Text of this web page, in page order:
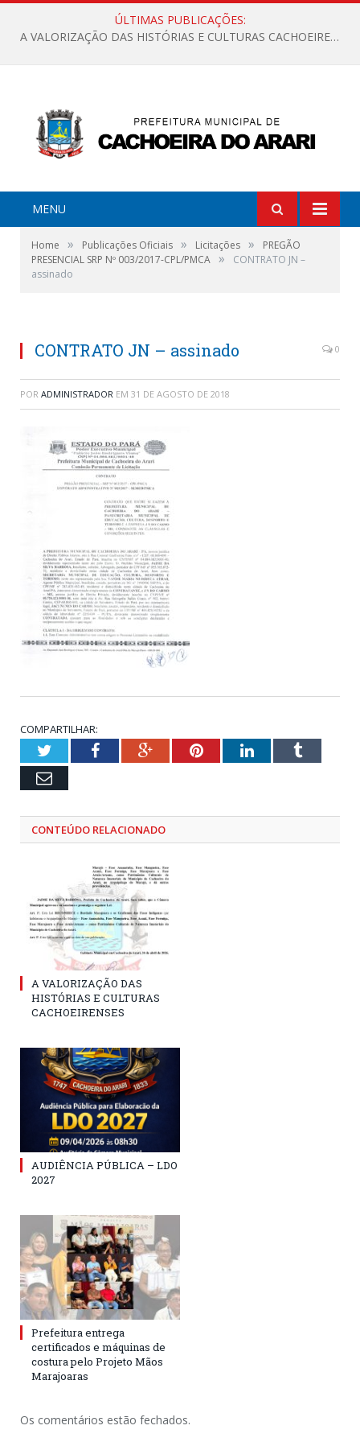
ÚLTIMAS PUBLICAÇÕES:
A VALORIZAÇÃO DAS HISTÓRIAS E CULTURAS CACHOEIRENSES
MENU
Home » Publicações Oficiais » Licitações »
PREGÃO
PRESENCIAL SRP Nº 003/2017-CPL/PMCA »
CONTRATO JN –
assinado
CONTRATO JN – assinado 0
POR ADMINISTRADOR EM 31 DE AGOSTO DE 2018
COMPARTILHAR:
TwitterFacebookGoogle+PinterestLinkedInTumblr
Email
CONTEÚDO RELACIONADO
A VALORIZAÇÃO DAS
HISTÓRIAS E CULTURAS
CACHOEIRENSES
AUDIÊNCIA PÚBLICA – LDO
2027
Prefeitura entrega
certificados e máquinas de
costura pelo Projeto Mãos
Marajoaras
Os comentários estão fechados.